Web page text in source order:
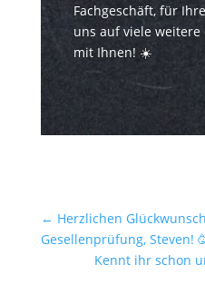
Fachgeschäft, für
uns auf viele weitere
mit Ihnen! ☀️
← Herzlichen
Gesellenprüfung, Steven!
Kennt ihr schon